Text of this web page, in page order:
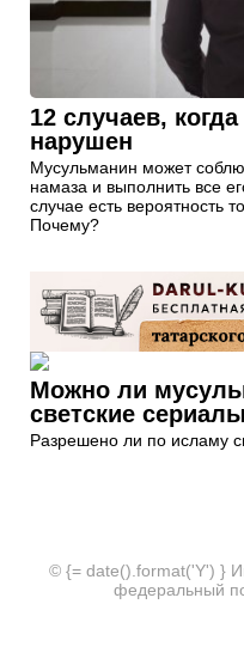
12 случаев,
нарушен
Мусульманин может
намаза и выполнить все
случае есть вероятность
Почему?
Можно ли
светские
Разрешено ли по исламу
© {= date().format('Y') }
федеральный